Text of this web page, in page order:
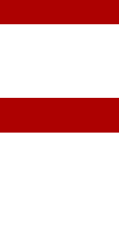
to